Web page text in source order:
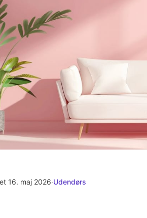
16. maj 2026·Udendørs